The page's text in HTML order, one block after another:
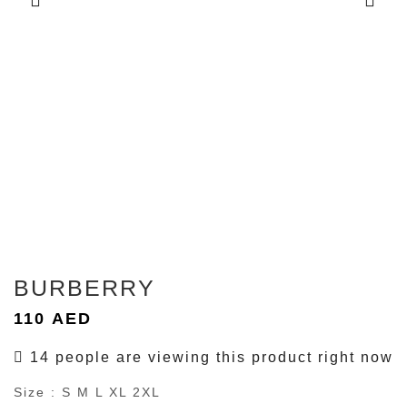
BURBERRY
110 AED
14 people are viewing this product right now
Size : S M L XL 2XL